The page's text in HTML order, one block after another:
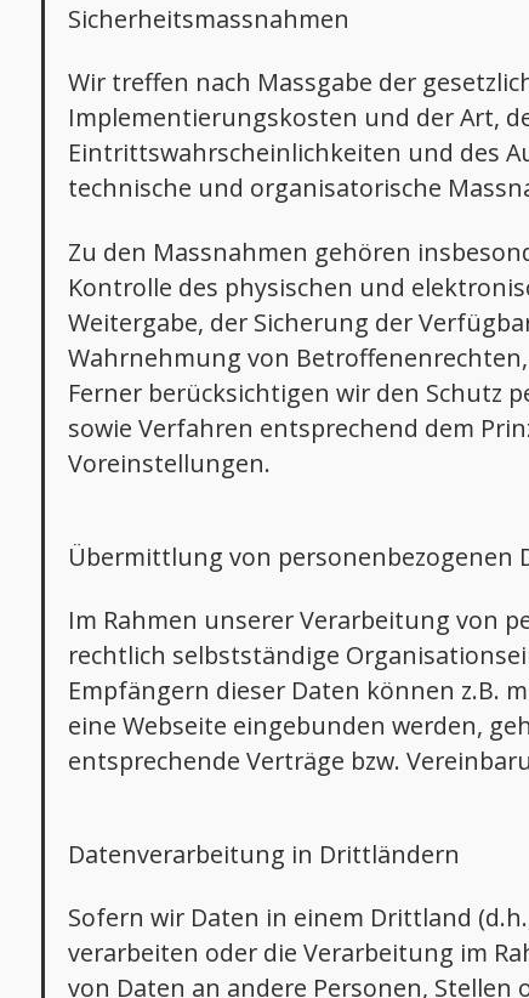
Sicherheitsmassnahmen
Wir treffen nach Massgabe der
Implementierungskosten und der Art,
Eintrittswahrscheinlichkeiten und des
technische und organisatorische
Zu den Massnahmen gehören
Kontrolle des physischen und
Weitergabe, der Sicherung der
Wahrnehmung von
Ferner berücksichtigen wir den Schutz
sowie Verfahren entsprechend dem
Voreinstellungen.
Übermittlung von personenbezogenen
Im Rahmen unserer Verarbeitung von
rechtlich selbstständige
Empfängern dieser Daten können z.B.
eine Webseite eingebunden werden,
entsprechende Verträge bzw.
Datenverarbeitung in Drittländern
Sofern wir Daten in einem Drittland
verarbeiten oder die Verarbeitung im
von Daten an andere Personen,